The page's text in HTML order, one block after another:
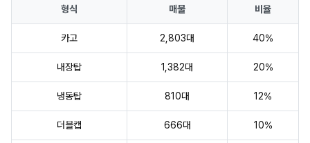
형식 매물 비율
카고 2,803대 40%
내장탑 1,382대 20%
냉동탑 810대 12%
더블캡 666대 10%